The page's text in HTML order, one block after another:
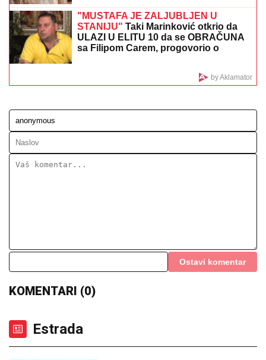
DRAMA NA ADI BOJANI!Milica i Terza se SUOČILI NA
MORU: Posvađali se nasred plaže pred svima, evo
zbog čega je odmah nastao POTPUNI HAOS
(FOTO) "AKO JE DETE PAMETNO,
Vanja Gudelj podelila objavu o malom
Ilijanu, Anastasija odmah reagovala
kola Hitne pomoći
MINA NAUMOVIĆ PROGOVORILA O PREVARI!
UMRO MUŠKARAC OD UBODA
STRŠLjENA: Nesreća u Višnjici